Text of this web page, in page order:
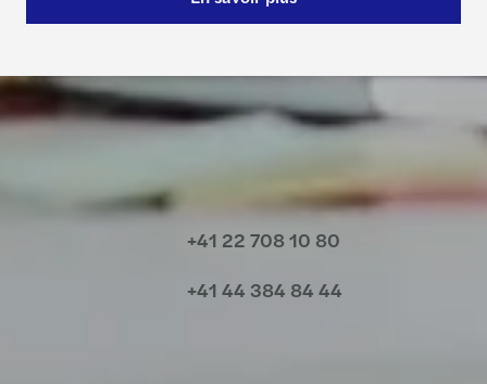
Contactez-nous
+41 22 708 10 80
+41 44 384 84 44